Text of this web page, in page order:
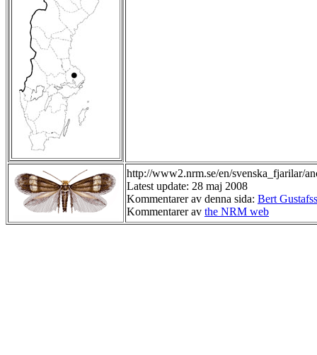
http://www2.nrm.se/en/svenska_fjarilar/
Latest update: 28 maj 2008
Kommentarer av denna sida: Bert
Kommentarer av the NRM web